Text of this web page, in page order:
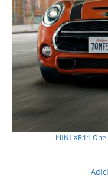
MINI XR11 One